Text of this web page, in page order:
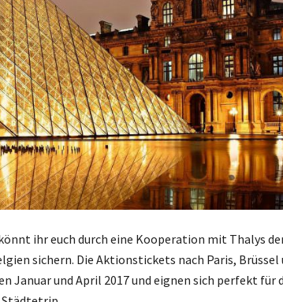
ihr euch durch eine Kooperation mit Thalys
sichern. Die Aktionstickets nach Paris, Brüssel
Januar und April 2017 und eignen sich perfekt für